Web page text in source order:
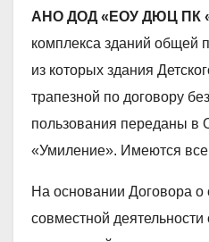
АНО ДОД «ЕОУ ДЮЦ ПК
комплекса зданий
из которых здания
трапезной по договору
пользования переданы
«Умиление». Имеются все
На основании Договора о
совместной деятельности